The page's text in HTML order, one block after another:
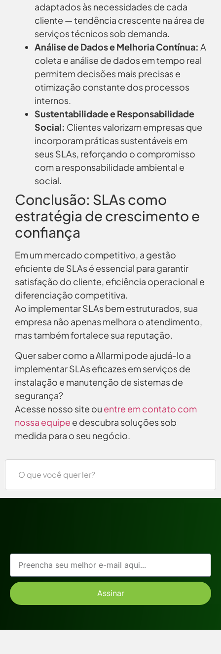
adaptados às necessidades de cada
cliente — tendência crescente na área de
serviços técnicos sob demanda.
Análise de Dados e Melhoria Contínua: A
coleta e análise de dados em tempo real
permitem decisões mais precisas e
otimização constante dos processos
internos.
Sustentabilidade e Responsabilidade
Social: Clientes valorizam empresas que
incorporam práticas sustentáveis em
seus SLAs, reforçando o compromisso
com a responsabilidade ambiental e
social.
Conclusão: SLAs como
estratégia de crescimento e
confiança
Em um mercado competitivo, a gestão
eficiente de SLAs é essencial para garantir
satisfação do cliente, eficiência operacional e
diferenciação competitiva.
Ao implementar SLAs bem estruturados, sua
empresa não apenas melhora o atendimento,
mas também fortalece sua reputação.
Quer saber como a Allarmi pode ajudá-lo a
implementar SLAs eficazes em serviços de
instalação e manutenção de sistemas de
segurança?
Acesse nosso site ou entre em contato com
nossa equipe e descubra soluções sob
medida para o seu negócio.
Assinar